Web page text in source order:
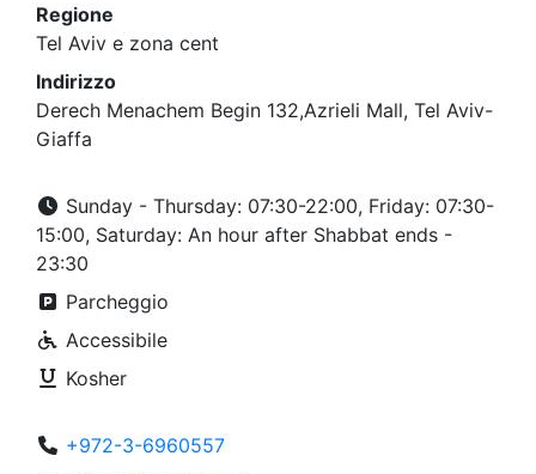
Regione
Tel Aviv e zona cent
Indirizzo
Derech Menachem Begin 132,Azrieli Mall, Tel Aviv-
Giaffa
Sunday - Thursday: 07:30-22:00, Friday: 07:30-
15:00, Saturday: An hour after Shabbat ends -
23:30
Parcheggio
Accessibile
Kosher
+972-3-6960557